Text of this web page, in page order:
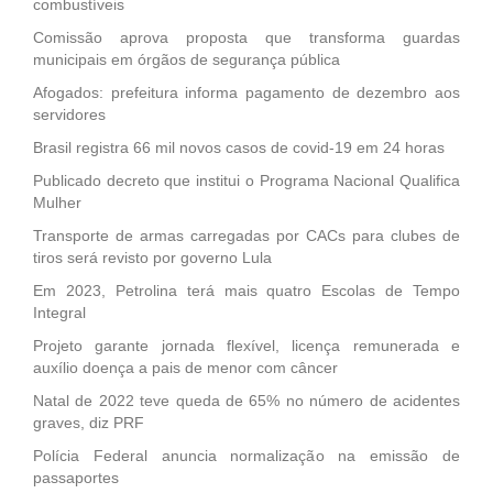
combustíveis
Comissão aprova proposta que transforma guardas
municipais em órgãos de segurança pública
Afogados: prefeitura informa pagamento de dezembro aos
servidores
Brasil registra 66 mil novos casos de covid-19 em 24 horas
Publicado decreto que institui o Programa Nacional Qualifica
Mulher
Transporte de armas carregadas por CACs para clubes de
tiros será revisto por governo Lula
Em 2023, Petrolina terá mais quatro Escolas de Tempo
Integral
Projeto garante jornada flexível, licença remunerada e
auxílio doença a pais de menor com câncer
Natal de 2022 teve queda de 65% no número de acidentes
graves, diz PRF
Polícia Federal anuncia normalização na emissão de
passaportes